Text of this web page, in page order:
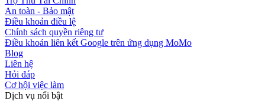
An toàn - Bảo mật
Điều khoản điều lệ
Chính sách quyền riêng tư
Điều khoản liên kết Google trên ứng dụng MoMo
Blog
Liên hệ
Hỏi đáp
Cơ hội việc làm
Dịch vụ nổi bật